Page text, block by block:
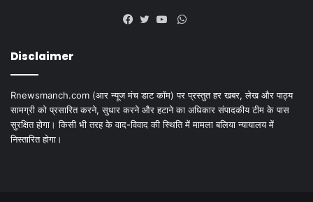
WhatsApp
Disclaimer
Rnewsmanch.com (आर न्यूज मंच डाट काॅम) पर प्रस्तुत हर खबर, लेख और पाठ्य
सामग्री को प्रसारित करने, सुधार करने और हटाने का अधिकार संपादकीय टीम के पास
सुरक्षित होगा। किसी भी तरह के वाद-विवाद की स्थिति में मामला बलिया न्यायालय में
निस्तारित होगा।